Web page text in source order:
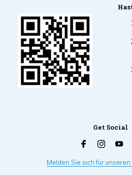
Get Social
Melden Sie sich für